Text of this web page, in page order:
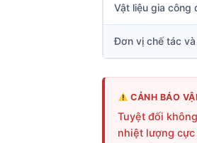
Vật liệu gia công
Đơn vị chế tác
CẢNH BÁO
Tuyệt đối
nhiệt lượng